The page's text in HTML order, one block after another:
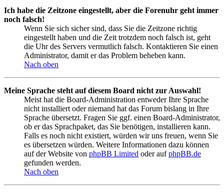
Ich habe die Zeitzone eingestellt, aber die Forenuhr geht immer
noch falsch!
Wenn Sie sich sicher sind, dass Sie die Zeitzone richtig
eingestellt haben und die Zeit trotzdem noch falsch ist, geht
die Uhr des Servers vermutlich falsch. Kontaktieren Sie einen
Administrator, damit er das Problem beheben kann.
Nach oben
Meine Sprache steht auf diesem Board nicht zur Auswahl!
Meist hat die Board-Administration entweder Ihre Sprache
nicht installiert oder niemand hat das Forum bislang in Ihre
Sprache übersetzt. Fragen Sie ggf. einen Board-Administrator,
ob er das Sprachpaket, das Sie benötigen, installieren kann.
Falls es noch nicht existiert, würden wir uns freuen, wenn Sie
es übersetzen würden. Weitere Informationen dazu können
auf der Website von phpBB Limited oder aufphpBB.de
gefunden werden.
Nach oben